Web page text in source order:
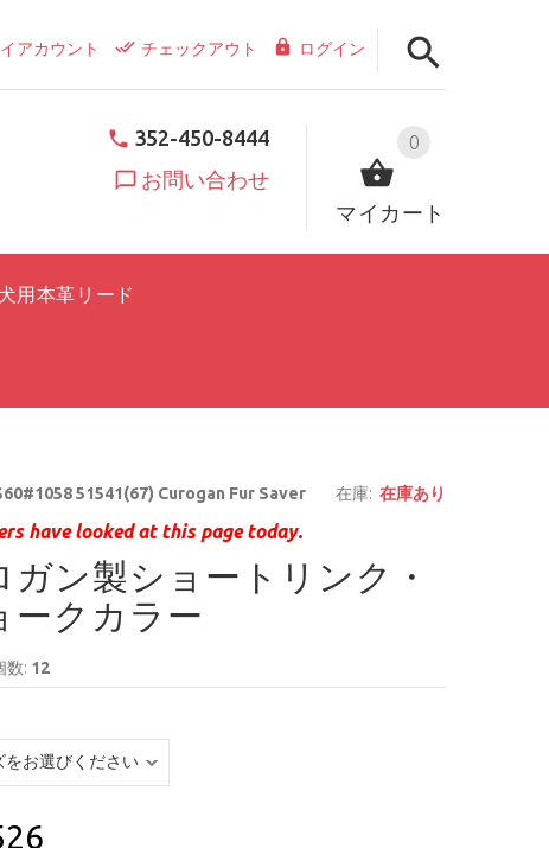
アカウント チェックアウト ログイン
0
マイカート
352-450-8444
お問い合わせ
犬用本革リード
51541(67) Curogan Fur Saver 在庫: 在庫あり
have looked at this page today.
ガン製ショートリンク・
ークカラー
数: 12